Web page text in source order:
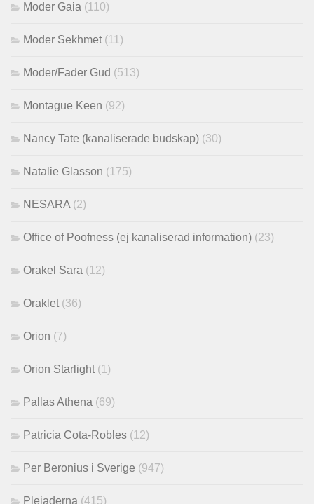
Moder Gaia (110)
Moder Sekhmet(11)
Moder/Fader Gud (513)
Montague Keen (92)
Nancy Tate (kanaliserade budskap) (30)
Natalie Glasson (175)
NESARA(2)
Office of Poofness (ej kanaliserad information) (23)
Orakel Sara (12)
Oraklet(36)
Orion (7)
Orion Starlight(1)
Pallas Athena (69)
Patricia Cota-Robles (12)
Per Beronius i Sverige (947)
Plejaderna (415)